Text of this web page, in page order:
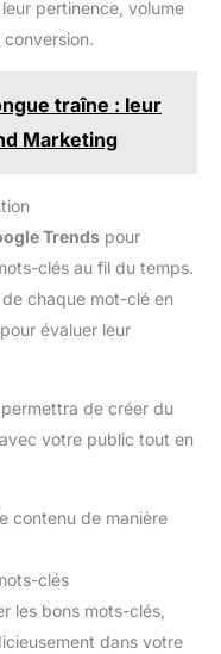
pertinence, volume
traîne : leur
Marketing
Trends pour
clés au fil du temps.
chaque mot-clé en
évaluer leur
de créer du
votre public tout en
contenu de manière
clés
les bons mots-clés,
dans votre